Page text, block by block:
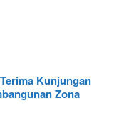
Kunjungan
Zona